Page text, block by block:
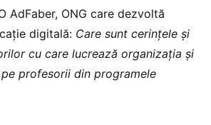
AdFaber, ONG care dezvoltă
digitală: Care sunt cerințele și
cu care lucrează organizația și
profesorii din programele